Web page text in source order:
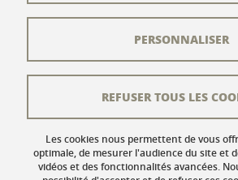
L'équipe éditoriale
Crédits
Mentions légales
Données personnelles
Gestion des cookies
Les cookies nous permettent de vous
optimale, de mesurer l'audience du site et
vidéos et des fonctionnalités avancées.
REFUSER TOUS LES
PERSONNALISER